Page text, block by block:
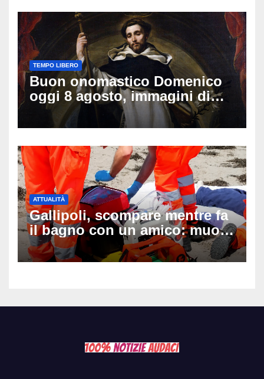
TEMPO LIBERO
Buon onomastico Domenico
oggi 8 agosto, immagini di
auguri da condividere
ATTUALITÀ
Gallipoli, scompare mentre fa
il bagno con un amico: muore
a 19 anni dopo 45 minuti di
disperati tentativi di